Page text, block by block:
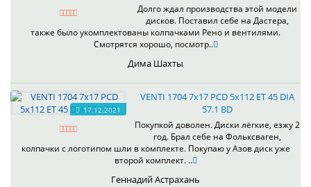
Долго ждал производства этой модели
дисков. Поставил себе на Дастера,
также было укомплектованы колпачками Рено и вентилями.
Смотрятся хорошо, посмотр..
Дима Шахты
17.12.2021
VENTI 1704 7x17 PCD 5x112 ET 45 DIA
57.1 BD
Покупкой доволен. Диски лёгкие, езжу 2
год. Брал себе на Фольксваген,
колпачки с логотипом шли в комплекте. Покупаю у Азов диск уже
второй комплект. ..
Геннадий Астрахань